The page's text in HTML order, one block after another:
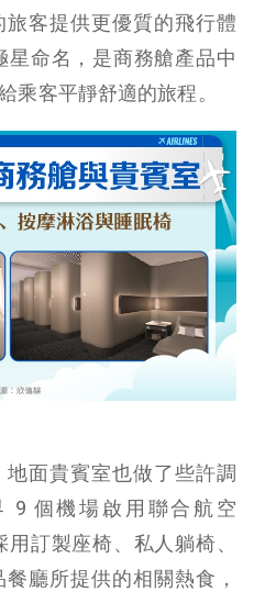
客提供更優質的飛行體
星命名，是商務艙產品中
乘客平靜舒適的旅程。
面貴賓室也做了些許調
9 個機場啟用聯合航空
訂製座椅、私人躺椅、
廳所提供的相關熱食，